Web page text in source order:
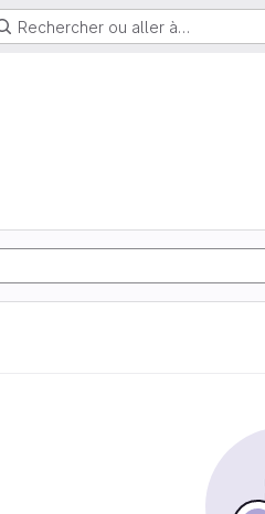
Rechercher ou aller à…